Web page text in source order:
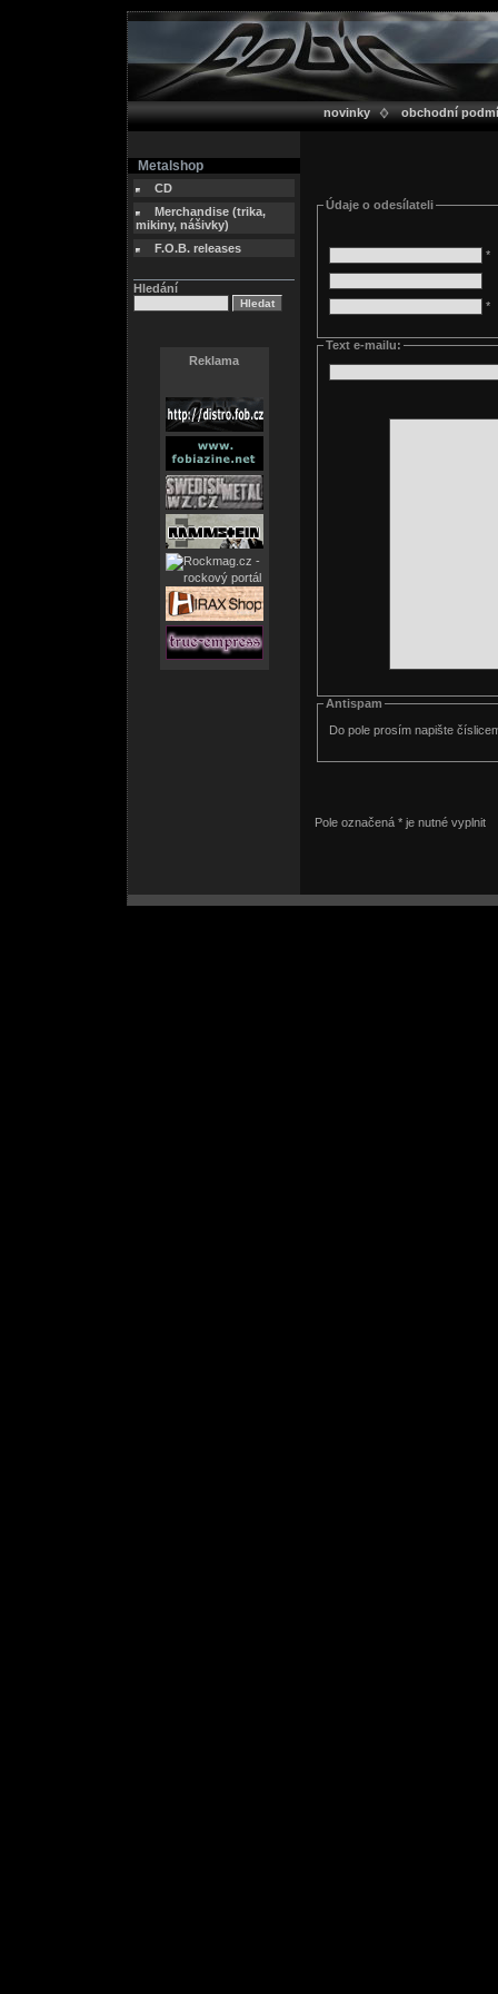
novinky obchodní
Metalshop
CD
Merchandise (trika,
mikiny, nášivky)
F.O.B. releases
Hledání
Reklama
Údaje o odesílateli
*
*
Text e-mailu:
Antispam
Do pole prosím napište
Pole označená * je nutné vyplnit